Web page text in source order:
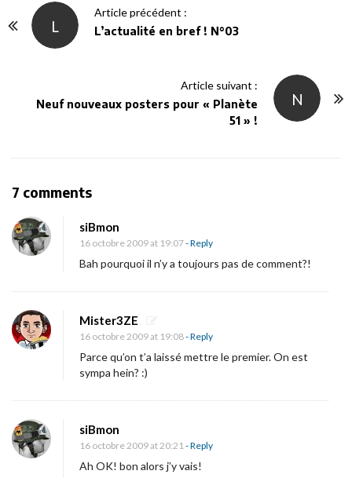
L
Article précédent :
L’actualité en bref ! N°03
N
Article suivant :
Neuf nouveaux posters pour « Planète
51 » !
7 commentsO
U
o
u
v
e
a
u
p
o
s
siBmon
16 octobre 2009 at 19:07- Reply
Bah pourquoi il n’y a toujours pas de comment?!
Mister3ZE
16 octobre 2009 at 19:08- Reply
Parce qu’on t’a laissé mettre le premier. On est
sympa hein? :)
siBmon
16 octobre 2009 at 20:21- Reply
Ah OK! bon alors j’y vais!